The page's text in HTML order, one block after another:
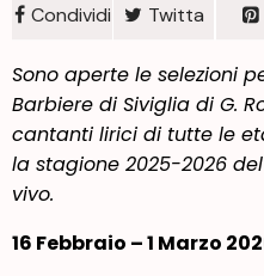
Condividi Twitta
Sono aperte le selezioni
Barbiere di Siviglia di G.
cantanti lirici di tutte le
la stagione 2025-2026
vivo.
16 Febbraio – 1 Marzo